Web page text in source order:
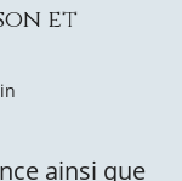
et
ainsi que